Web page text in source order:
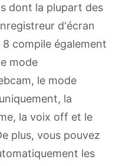
dont la plupart des
d'écran
compile également
mode
le mode
la
la voix off et le
plus, vous pouvez
les